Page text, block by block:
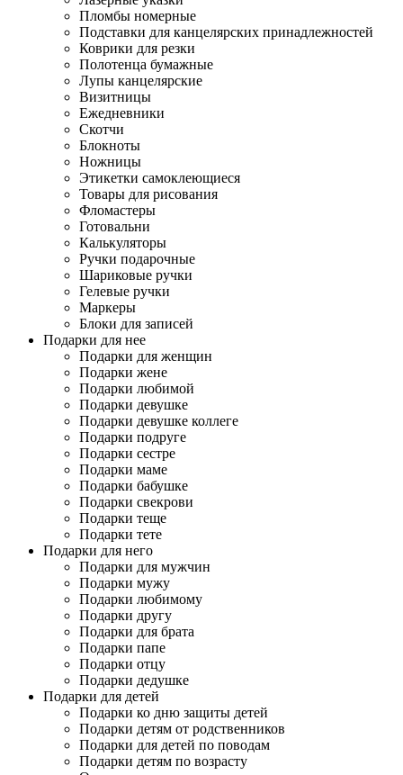
Пломбы номерные
Подставки для канцелярских принадлежностей
Коврики для резки
Полотенца бумажные
Лупы канцелярские
Визитницы
Ежедневники
Скотчи
Блокноты
Ножницы
Этикетки самоклеющиеся
Товары для рисования
Фломастеры
Готовальни
Калькуляторы
Ручки подарочные
Шариковые ручки
Гелевые ручки
Маркеры
Блоки для записей
Подарки для нее
Подарки для женщин
Подарки жене
Подарки любимой
Подарки девушке
Подарки девушке коллеге
Подарки подруге
Подарки сестре
Подарки маме
Подарки бабушке
Подарки свекрови
Подарки теще
Подарки тете
Подарки для него
Подарки для мужчин
Подарки мужу
Подарки любимому
Подарки другу
Подарки для брата
Подарки папе
Подарки отцу
Подарки дедушке
Подарки для детей
Подарки ко дню защиты детей
Подарки детям от родственников
Подарки для детей по поводам
Подарки детям по возрасту